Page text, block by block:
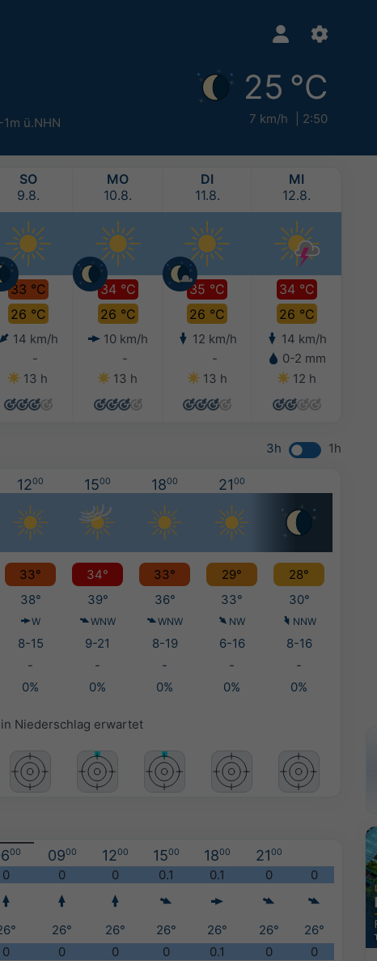
-1m ü.NHN
25 °C
7 km/h 2:50
SO
9.8.
33 °C
26 °C
14 km/h
-
13 h
MO
10.8.
34 °C
26 °C
10 km/h
-
13 h
DI
11.8.
35 °C
26 °C
12 km/h
-
13 h
MI
12.8.
34 °C
26 °C
14 km/h
0-2 mm
12 h
3h 1h
1200 1500 1800 2100
33° 34° 33° 29°
28°
38° 39° 36° 33° 30°
W WNW WNW NW NNW
8-15 9-21 8-19 6-16
8-16
- - - -
-
0% 0% 0% 0% 0%
Niederschlag erwartet
00 0900 1200 1500 1800 2100
0 0 0 0.1 0.1 0
0
26° 26° 26° 26° 26°
26°
0 0 0 0 0.1 0
0